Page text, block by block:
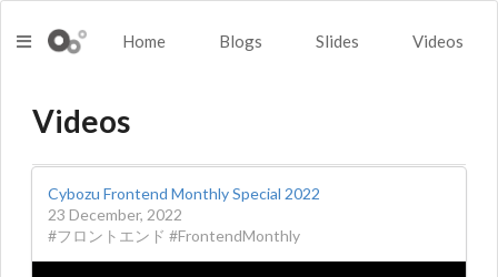
Home Blogs Slides Videos
Videos
Cybozu Frontend Monthly Special 2022
23 December, 2022
#フロントエンド #FrontendMonthly